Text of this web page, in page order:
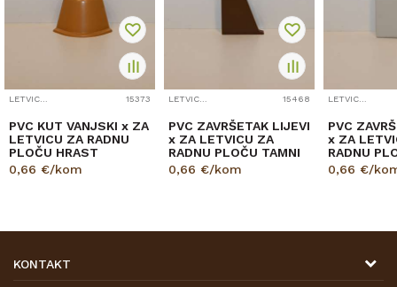
15373
PVC KUT VANJSKI x ZA
LETVICU ZA RADNU
PLOČU HRAST
0,66 €/kom
15468
PVC ZAVRŠETAK LIJEVI
x ZA LETVICU ZA
RADNU PLOČU TAMNI
0,66 €/kom
PVC
x ZA
RADNU
0,66 €/
KONTAKT